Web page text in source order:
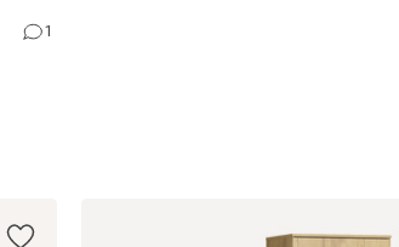
1